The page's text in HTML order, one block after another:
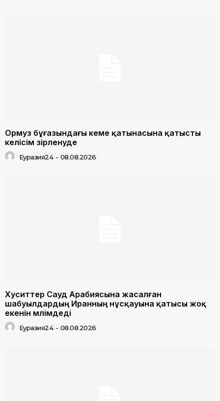
Ормуз бұғазындағы кеме қатынасына қатысты
келісім әзірленуде
Еуразия24 - 08.08.2026
Хуситтер Сауд Арабиясына жасалған
шабуылдардың Иранның нұсқауына қатысы жоқ
екенін мәлімдеді
Еуразия24 - 08.08.2026